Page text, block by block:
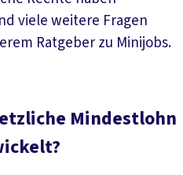
viele weitere Fragen
Ratgeber zu Minijobs.
Mindestlohn